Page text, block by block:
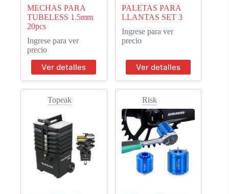
MECHAS PARA
TUBELESS 1.5mm
20pcs
Ingrese para ver
precio
Ver detalles
PALETAS PARA
LLANTAS SET 3
Ingrese para ver
precio
Ver detalles
Topeak Risk